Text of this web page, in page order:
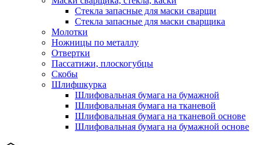
Стекла запасные для маски сварщи
Стекла запасные для маски сварщика
Молотки
Ножницы по металлу
Отвертки
Пассатижи, плоскогубцы
Скобы
Шлифшкурка
Шлифовальная бумага на бумажной
Шлифовальная бумага на тканевой
Шлифовальная бумага на тканевой основе
Шлифовальная бумага на бумажной основе